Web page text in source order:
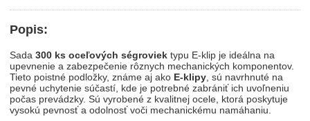
Popis:
Sada 300 ks oceľových ségroviek typu E-klip je ideálna na
upevnenie a zabezpečenie rôznych mechanických komponentov.
Tieto poistné podložky, známe aj ako E-klipy , sú navrhnuté na
pevné uchytenie súčastí, kde je potrebné zabrániť ich uvoľneniu
počas prevádzky. Sú vyrobené z kvalitnej ocele, ktorá poskytuje
vysokú pevnosť a odolnosť voči mechanickému namáhaniu.